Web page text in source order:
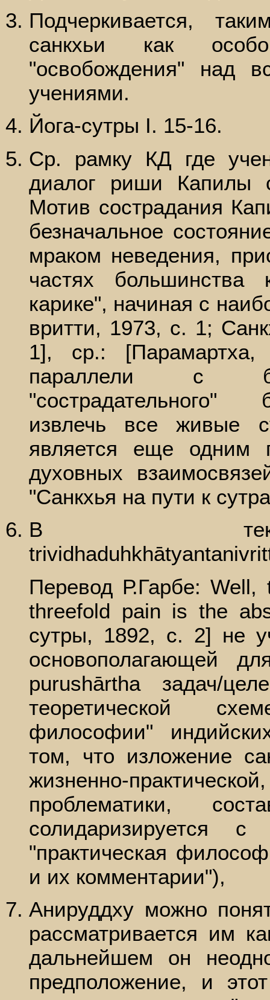
Подчеркивается,
санкхьи как
"освобождения" над
учениями.
Йога-сутры I. 15-16.
Ср. рамку КД где
диалог риши Капилы
Мотив сострадания
безначальное
мраком неведения,
частях большинства
карике", начиная с
вритти, 1973, с. 1;
1], ср.:
параллели с
извлечь все живые
является еще одним
духовных
"Санкхья на пути к
В
Перевод Р.Гарбе:
threefold pain is the
сутры, 1892, с. 2] не
основополагающей
purushārtha задач/
теоретической
философии"
том, что изложение
жизненно-
проблематики,
солидаризируется
"практическая
и их комментарии"),
Анируддху можно
рассматривается им
дальнейшем он
предположение, и